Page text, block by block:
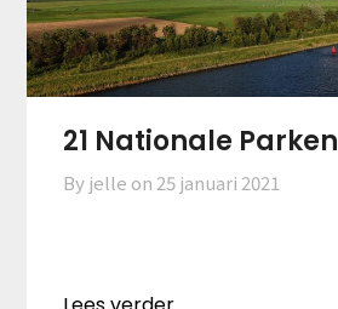
21 Nationale Parken
By jelle on 25 januari 2021